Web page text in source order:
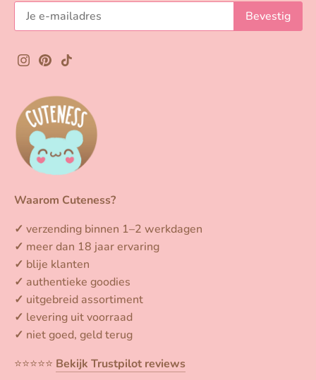
Waarom Cuteness?
✓ verzending binnen 1–2 werkdagen
✓ meer dan 18 jaar ervaring
✓ blije klanten
✓ authentieke goodies
✓ uitgebreid assortiment
✓ levering uit voorraad
✓ niet goed, geld terug
⭐️⭐️⭐️⭐️⭐️ Bekijk Trustpilot reviews